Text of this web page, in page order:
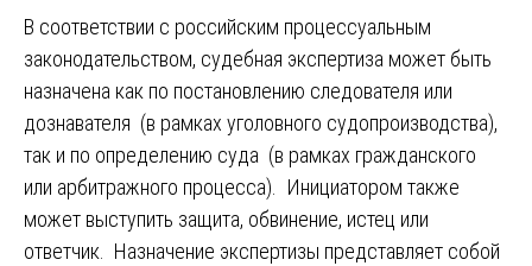
В соответствии с российским процессуальным
законодательством, судебная экспертиза может быть
назначена как по постановлению следователя или
дознавателя (в рамках уголовного судопроизводства),
так и по определению суда (в рамках гражданского
или арбитражного процесса). Инициатором также
может выступить защита, обвинение, истец или
ответчик. Назначение экспертизы представляет собой